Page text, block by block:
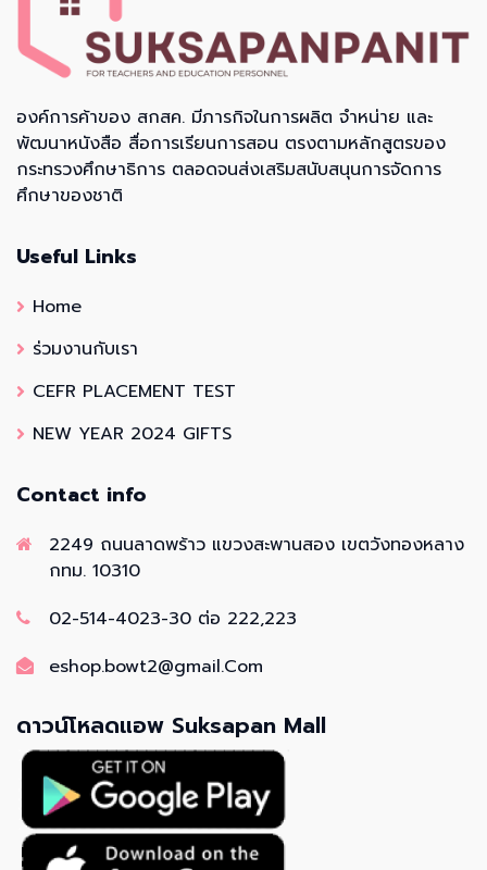
องค์การค้าของ สกสค. มีภารกิจในการผลิต จำหน่าย และ
พัฒนาหนังสือ สื่อการเรียนการสอน ตรงตามหลักสูตรของ
กระทรวงศึกษาธิการ ตลอดจนส่งเสริมสนับสนุนการจัดการ
ศึกษาของชาติ
Useful Links
Home
ร่วมงานกับเรา
CEFR PLACEMENT TEST
NEW YEAR 2024 GIFTS
Contact info
2249 ถนนลาดพร้าว แขวงสะพานสอง เขตวังทองหลาง
กทม. 10310
02-514-4023-30 ต่อ 222,223
eshop.bowt2@gmail.Com
ดาวน์โหลดแอพ Suksapan Mall